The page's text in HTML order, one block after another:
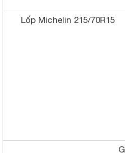
Lốp Michelin 215/70R15